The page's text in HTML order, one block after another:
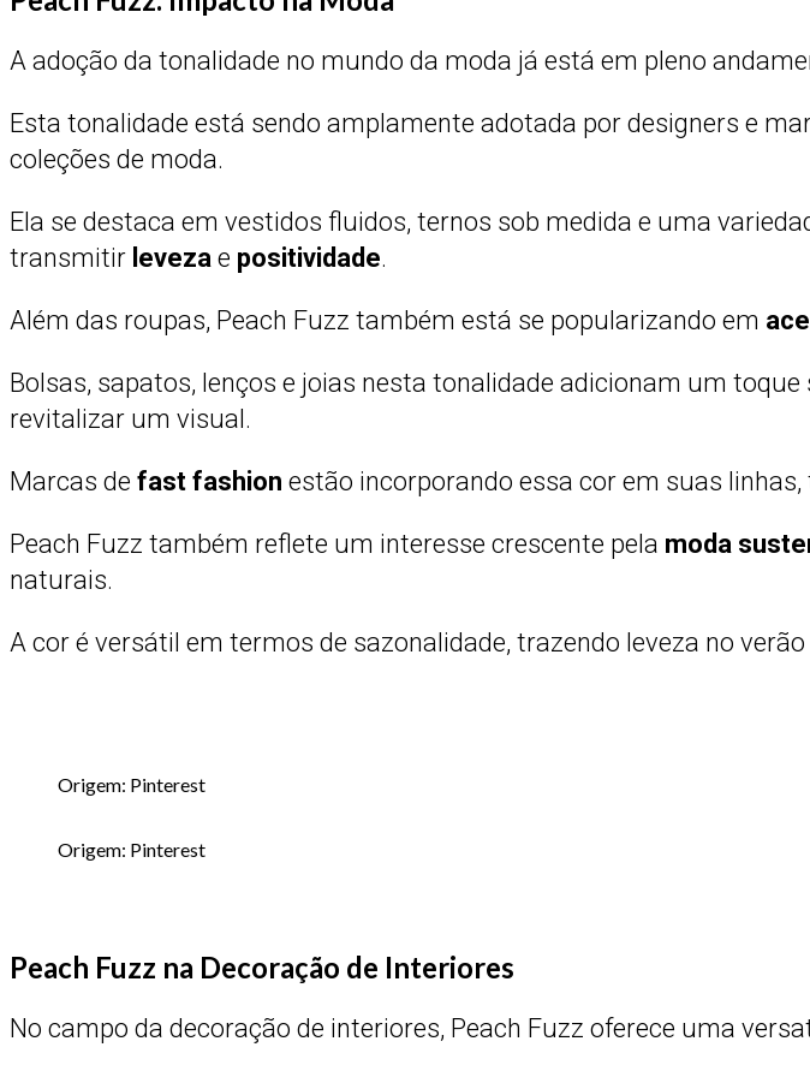
A adoção da tonalidade no mundo da moda já está em pleno
Esta tonalidade está sendo amplamente adotada por designers e
coleções de moda.
Ela se destaca em vestidos fluidos, ternos sob medida e uma
transmitir leveza e positividade.
Além das roupas, Peach Fuzz também está se popularizando em
Bolsas, sapatos, lenços e joias nesta tonalidade adicionam um
revitalizar um visual.
Marcas de fast fashion estão incorporando essa cor em suas
Peach Fuzz também reflete um interesse crescente pela moda
naturais.
A cor é versátil em termos de sazonalidade, trazendo leveza no
Origem: Pinterest
Origem: Pinterest
Peach Fuzz na Decoração de Interiores
No campo da decoração de interiores, Peach Fuzz oferece uma